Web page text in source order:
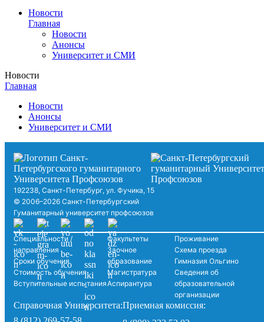
Новости
Главная
Новости
Анонсы
Университет и СМИ
Новости
Главная
Новости
Анонсы
Университет и СМИ
192238, Санкт-Петербург, ул. Фучика, 15
© 2006–2026 Санкт-Петербургский
Гуманитарный университет профсоюзов
Специальности /
направления
Сроки обучения
Стоимость обучения
Вступительные испытания
Факультеты
Заочное
образование
Магистратура
Аспирантура
Проживание
Схема проезда
Гимназия Ольгино
Сведения об
образовательной
организации
Справочная Университета:Приемная комиссия: